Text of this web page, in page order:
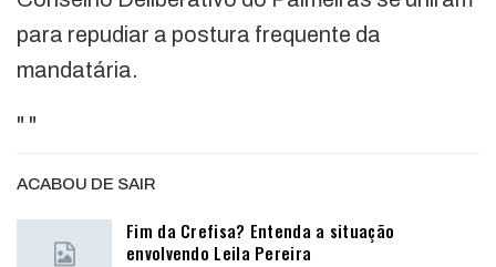
para repudiar a postura frequente da
mandatária.
" "
ACABOU DE SAIR
Fim da Crefisa? Entenda a situação
envolvendo Leila Pereira